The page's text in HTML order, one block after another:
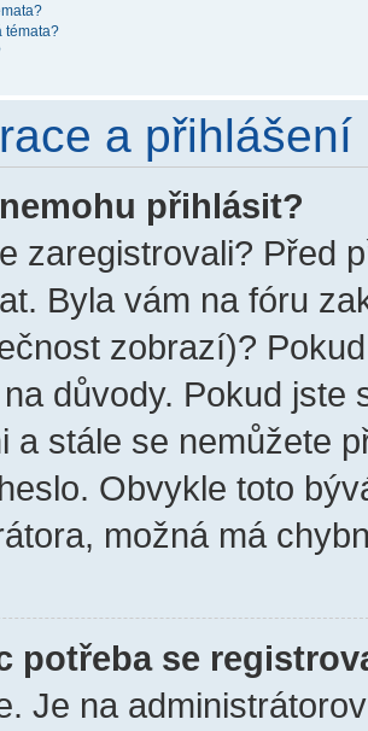
témata?
a přihlášení
přihlásit?
zaregistrovali? Před
Byla vám na fóru
zobrazí)?
důvody. Pokud jste
a stále se nemůžete
Obvykle toto
možná má
potřeba se
Je na